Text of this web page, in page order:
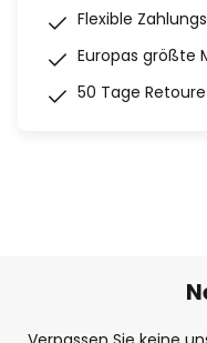
Flexible
Europas größte
50 Tage Retoure